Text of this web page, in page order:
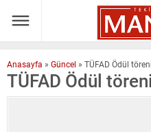
Anasayfa » Güncel » TÜFAD Ödül
TÜFAD Ödül